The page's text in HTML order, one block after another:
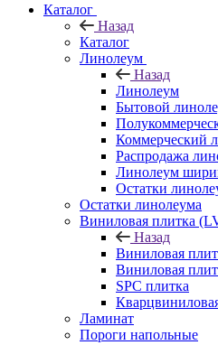
Каталог
Назад
Каталог
Линолеум
Назад
Линолеум
Бытовой
Коммерческий
Распродажа
Линолеум
Остатки
Остатки линолеума
Виниловая плитка
Назад
Виниловая
Виниловая
SPC плитка
Ламинат
Пороги напольные